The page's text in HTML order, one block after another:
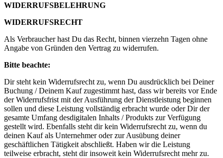
WIDERRUFSBELEHRUNG
WIDERRUFSRECHT
Als Verbraucher hast Du das Recht, binnen vierzehn Tagen ohne
Angabe von Gründen den Vertrag zu widerrufen.
Bitte beachte:
Dir steht kein Widerrufsrecht zu, wenn Du ausdrücklich bei Deiner
Buchung / Deinem Kauf zugestimmt hast, dass wir bereits vor Ende
der Widerrufsfrist mit der Ausführung der Dienstleistung beginnen
sollen und diese Leistung vollständig erbracht wurde oder Dir der
gesamte Umfang desdigitalen Inhalts / Produkts zur Verfügung
gestellt wird. Ebenfalls steht dir kein Widerrufsrecht zu, wenn du
deinen Kauf als Unternehmer oder zur Ausübung deiner
geschäftlichen Tätigkeit abschließt. Haben wir die Leistung
teilweise erbracht, steht dir insoweit kein Widerrufsrecht mehr zu.